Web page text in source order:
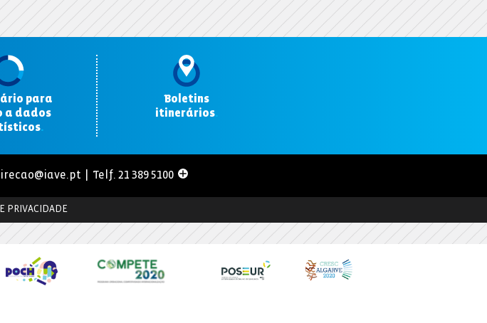
para
a dados
.
Boletins
itinerários.
| Telf. 21 389 5100
PRIVACIDADE